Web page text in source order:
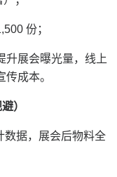
份；
升展会曝光量，线上
成本。
）
数据，展会后物料全